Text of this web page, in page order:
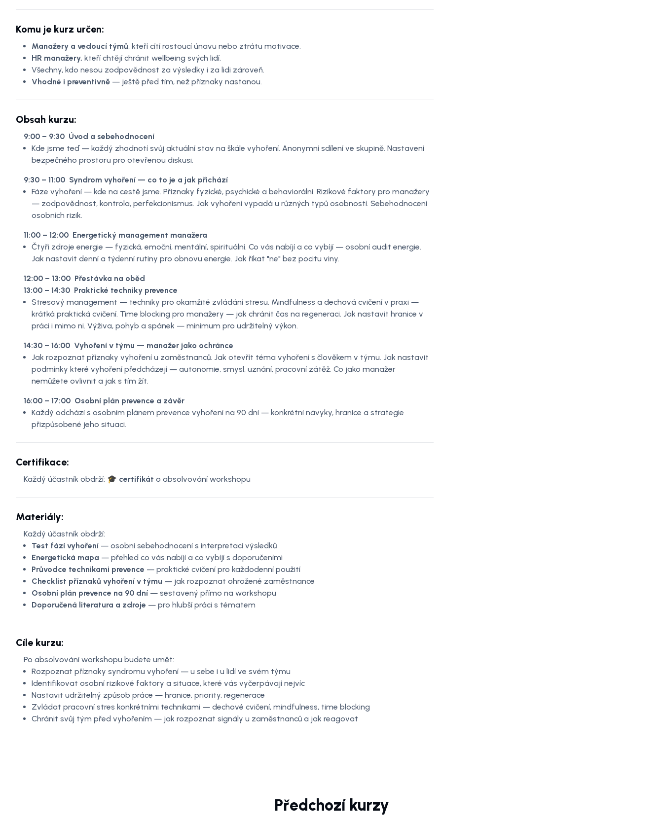
Komu je kurz určen:
Manažery a vedoucí týmů, kteří cítí rostoucí únavu nebo ztrátu motivace.
HR manažery, kteří chtějí chránit wellbeing svých lidí.
Všechny, kdo nesou zodpovědnost za výsledky i za lidi zároveň.
Vhodné i preventivně — ještě před tím, než příznaky nastanou.
Obsah kurzu:
9:00 – 9:30 Úvod a sebehodnocení
Kde jsme teď — každý zhodnotí svůj aktuální stav na škále vyhoření. Anonymní sdílení ve skupině. Nastavení
bezpečného prostoru pro otevřenou diskusi.
9:30 – 11:00 Syndrom vyhoření — co to je a jak přichází
Fáze vyhoření — kde na cestě jsme. Příznaky fyzické, psychické a behaviorální. Rizikové faktory pro manažery
— zodpovědnost, kontrola, perfekcionismus. Jak vyhoření vypadá u různých typů osobností. Sebehodnocení
osobních rizik.
11:00 – 12:00 Energetický management manažera
Čtyři zdroje energie — fyzická, emoční, mentální, spirituální. Co vás nabíjí a co vybíjí — osobní audit energie.
Jak nastavit denní a týdenní rutiny pro obnovu energie. Jak říkat "ne" bez pocitu viny.
12:00 – 13:00 Přestávka na oběd
13:00 – 14:30 Praktické techniky prevence
Stresový management — techniky pro okamžité zvládání stresu. Mindfulness a dechová cvičení v praxi —
krátká praktická cvičení. Time blocking pro manažery — jak chránit čas na regeneraci. Jak nastavit hranice v
práci i mimo ni. Výživa, pohyb a spánek — minimum pro udržitelný výkon.
14:30 – 16:00 Vyhoření v týmu — manažer jako ochránce
Jak rozpoznat příznaky vyhoření u zaměstnanců. Jak otevřít téma vyhoření s člověkem v týmu. Jak nastavit
podmínky které vyhoření předcházejí — autonomie, smysl, uznání, pracovní zátěž. Co jako manažer
nemůžete ovlivnit a jak s tím žít.
16:00 – 17:00 Osobní plán prevence a závěr
Každý odchází s osobním plánem prevence vyhoření na 90 dní — konkrétní návyky, hranice a strategie
přizpůsobené jeho situaci.
Certifikace:
Každý účastník obdrží: 🎓 certifikát o absolvování workshopu
Materiály:
Každý účastník obdrží:
Test fází vyhoření — osobní sebehodnocení s interpretací výsledků
Energetická mapa — přehled co vás nabíjí a co vybíjí s doporučeními
Průvodce technikami prevence — praktické cvičení pro každodenní použití
Checklist příznaků vyhoření v týmu — jak rozpoznat ohrožené zaměstnance
Osobní plán prevence na 90 dní — sestavený přímo na workshopu
Doporučená literatura a zdroje — pro hlubší práci s tématem
Cíle kurzu:
Po absolvování workshopu budete umět:
Rozpoznat příznaky syndromu vyhoření — u sebe i u lidí ve svém týmu
Identifikovat osobní rizikové faktory a situace, které vás vyčerpávají nejvíc
Nastavit udržitelný způsob práce — hranice, priority, regenerace
Zvládat pracovní stres konkrétními technikami — dechové cvičení, mindfulness, time blocking
Chránit svůj tým před vyhořením — jak rozpoznat signály u zaměstnanců a jak reagovat
Předchozí kurzy